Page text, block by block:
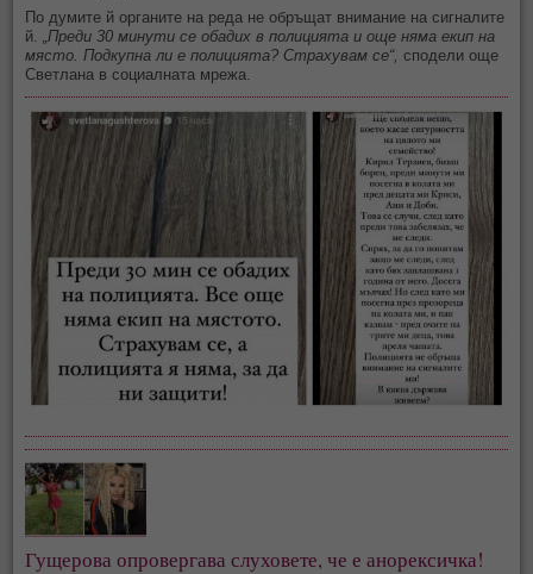
По думите й органите на реда не обръщат внимание на сигналите
й.„Преди 30 минути се обадих в полицията и още няма екип на
място. Подкупна ли е полицията? Страхувам се“, сподели още
Светлана в социалната мрежа.
Гущерова опровергава слуховете, че е анорексичка!